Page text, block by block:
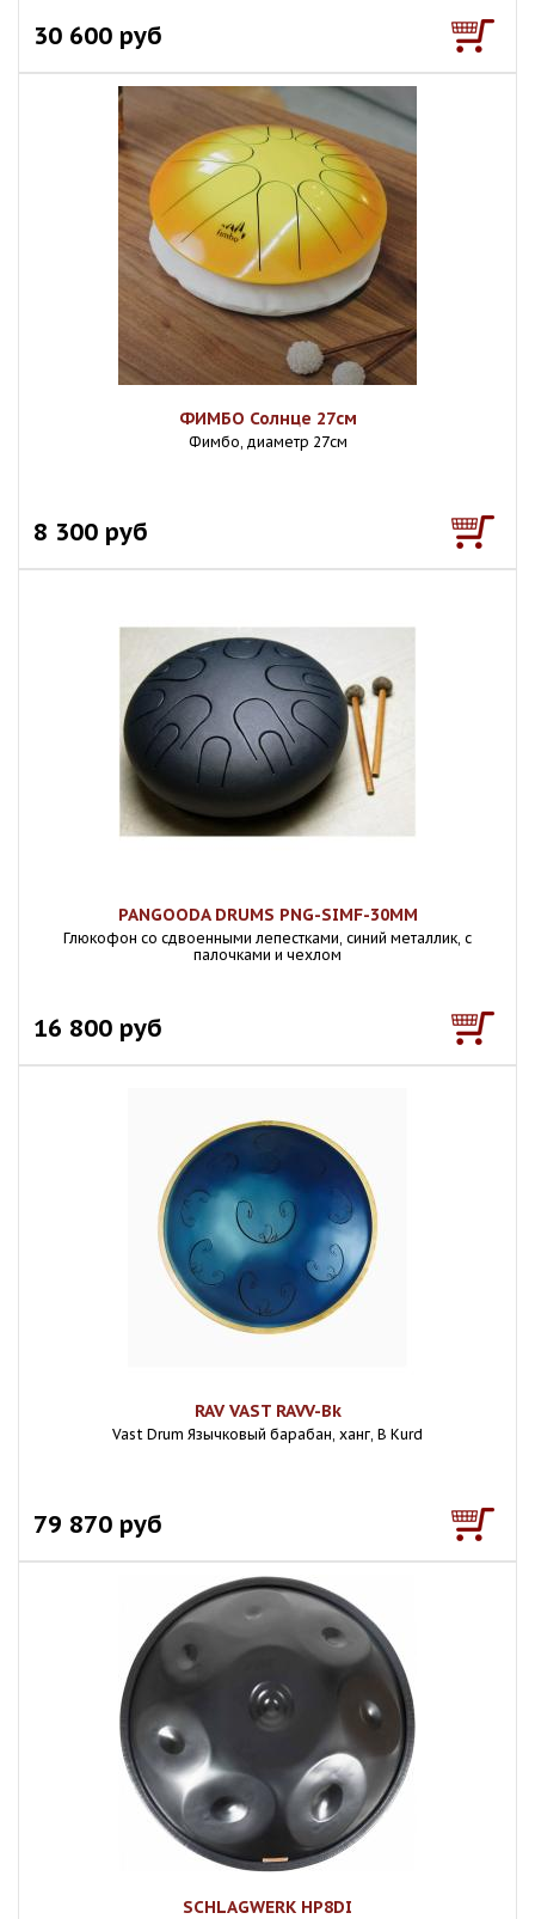
30 600 руб
ФИМБО Солнце 27см
Фимбо, диаметр 27см
8 300 руб
PANGOODA DRUMS PNG-SIMF-30MM
Глюкофон со сдвоенными лепестками, синий металлик, с
палочками и чехлом
16 800 руб
RAV VAST RAVV-Bk
Vast Drum Язычковый барабан, ханг, B Kurd
79 870 руб
SCHLAGWERK HP8DI